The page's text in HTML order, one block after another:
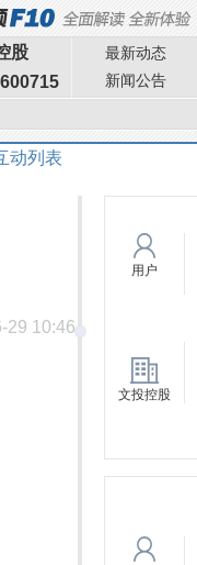
股
600715
最新动态
新闻公告
动列表
10:46
用户
文投控股